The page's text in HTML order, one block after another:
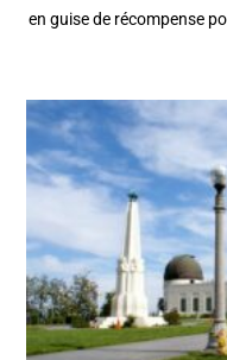
en guise de récompense